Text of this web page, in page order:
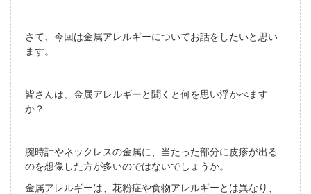
さて、今回は金属アレルギーについてお話をしたいと思い
ます。
皆さんは、金属アレルギーと聞くと何を思い浮かべます
か？
腕時計やネックレスの金属に、当たった部分に皮疹が出る
のを想像した方が多いのではないでしょうか。
金属アレルギーは、花粉症や食物アレルギーとは異なり、